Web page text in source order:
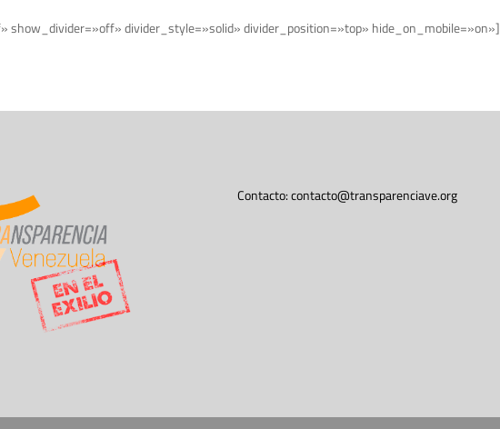
show_divider=»off» divider_style=»solid» divider_position=»top»
Contacto:contacto@transparenciave.org